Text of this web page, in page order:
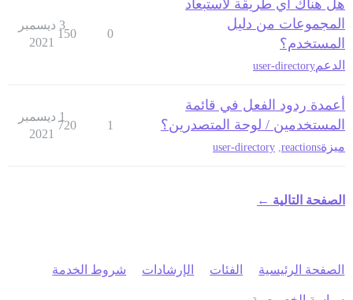
هل هناك أي طريقة لاستبعاد
المجموعات من دليل
المستخدم؟
الدعمuser-directory
0
150
3 ديسمبر
2021
أعمدة ردود الفعل في قائمة
المستخدمين / لوحة المتصدرين؟
ميزةreactions
user-directory
1
720
1 ديسمبر
2021
الصفحة التالية ←
الصفحة الرئيسية الفئات الإرشادات شروط الخدمة